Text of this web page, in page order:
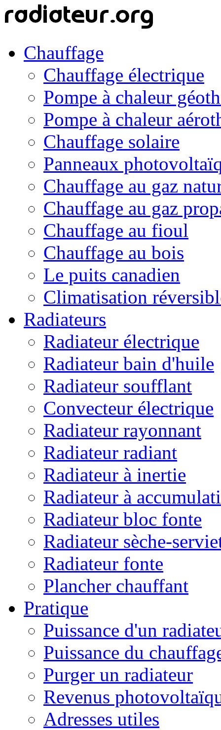
Chauffage
Chauffage électrique
Pompe à chaleur
Pompe à chaleur
Chauffage solaire
Panneaux
Chauffage au gaz
Chauffage au gaz
Chauffage au fioul
Chauffage au bois
Le puits canadien
Climatisation
Radiateurs
Radiateur électrique
Radiateur bain d'huile
Radiateur soufflant
Convecteur électrique
Radiateur rayonnant
Radiateur radiant
Radiateur à inertie
Radiateur à
Radiateur bloc fonte
Radiateur sèche-
Radiateur fonte
Plancher chauffant
Pratique
Puissance d'un
Puissance du
Purger un radiateur
Revenus
Adresses utiles